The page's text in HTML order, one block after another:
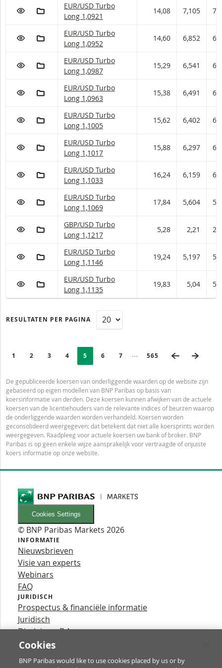
VOEG TOE AAN WATCHLIST
AAN PORTFOLIO TOEVOEGEN
EUR/USD Turbo Long Met stop loss-niveau
EUR/USD Turbo
Long 1,0921
14,08 7,105
VOEG TOE AAN WATCHLIST
AAN PORTFOLIO TOEVOEGEN
EUR/USD Turbo Long Met stop loss-niveau
EUR/USD Turbo
Long 1,0952
14,60 6,852
VOEG TOE AAN WATCHLIST
AAN PORTFOLIO TOEVOEGEN
EUR/USD Turbo Long Met stop loss-niveau
EUR/USD Turbo
Long 1,0987
15,29 6,541
VOEG TOE AAN WATCHLIST
AAN PORTFOLIO TOEVOEGEN
EUR/USD Turbo Long Met stop loss-niveau
EUR/USD Turbo
Long 1,0963
15,38 6,491
VOEG TOE AAN WATCHLIST
AAN PORTFOLIO TOEVOEGEN
EUR/USD Turbo Long Met stop loss-niveau
EUR/USD Turbo
Long 1,1005
15,62 6,402
VOEG TOE AAN WATCHLIST
AAN PORTFOLIO TOEVOEGEN
EUR/USD Turbo Long Met stop loss-niveau
EUR/USD Turbo
Long 1,1017
15,88 6,297
VOEG TOE AAN WATCHLIST
AAN PORTFOLIO TOEVOEGEN
EUR/USD Turbo Long Met stop loss-niveau
EUR/USD Turbo
Long 1,1033
16,24 6,159
VOEG TOE AAN WATCHLIST
AAN PORTFOLIO TOEVOEGEN
EUR/USD Turbo Long Met stop loss-niveau
EUR/USD Turbo
Long 1,1069
17,84 5,604
VOEG TOE AAN WATCHLIST
AAN PORTFOLIO TOEVOEGEN
GBP/USD Turbo Long Met stop loss-niveau
GBP/USD Turbo
Long 1,1217
5,28 2,21
VOEG TOE AAN WATCHLIST
AAN PORTFOLIO TOEVOEGEN
EUR/USD Turbo Long Met stop loss-niveau
EUR/USD Turbo
Long 1,1146
19,24 5,197
VOEG TOE AAN WATCHLIST
AAN PORTFOLIO TOEVOEGEN
EUR/USD Turbo Long Met stop loss-niveau
EUR/USD Turbo
Long 1,1135
19,83 5,04
RESULTATEN PER PAGINA
PAGE
1 PAGINA
2 PAGINA
3 PAGINA
4 Selected:
PAGINA
5 PAGINA
6 PAGINA
7 Ingeklapte pagina’s
LAATSTE PAGINA
565 VORIGE
De gepubliceerde koersen van onderliggende waarden op de website zijn
gebaseerd op eigen modellen van BNP Paribas op basis van
koersinformatie van derden. Deze koersen kunnen afwijken van de actuele
koersen van de licentiehouders van de relevante indices of beurzen waarop
de onderliggende waarden worden verhandeld. Koersen worden
geconsolideerd weergegeven: dat betekent dat niet alle koersprints worden
weergegeven. Raadpleeg voor actuele koersen uw bank of broker. BNP
Paribas is op geen enkele wijze aansprakelijk voor vertraagde of onjuiste
koers informatie op onze website.
Cookies Settings
© BNP Paribas Markets 2026
INFORMATIE
Nieuwsbrieven
Visie van experts
Webinars
FAQ
JURIDISCH
Prospectus & financiële informatie
Juridisch
Disclaimer B.A.
Privacy
YouTube
Cookies
BNP Paribas would like to use cookies placed by us or by